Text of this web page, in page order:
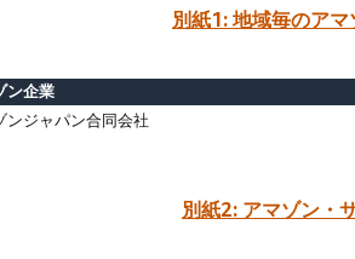
別紙1: 地域毎のア
ン企業
ンジャパン合同会社
別紙2: アマゾン・